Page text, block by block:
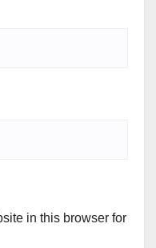
in this browser for